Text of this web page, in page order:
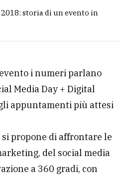
2018: storia di un evento in
i numeri parlano
Media Day + Digital
appuntamenti più attesi
propone di affrontare le
del social media
a 360 gradi, con